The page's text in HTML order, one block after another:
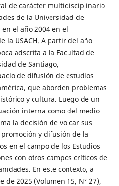
de carácter multidisciplinario
de la Universidad de
el año 2004 en el
la USACH. A partir del año
adscrita a la Facultad de
de Santiago,
de difusión de estudios
que aborden problemas
y cultura. Luego de un
interna como del medio
la decisión de volcar sus
y difusión de la
en el campo de los Estudios
con otros campos críticos de
En este contexto, a
2025 (Volumen 15, N° 27),